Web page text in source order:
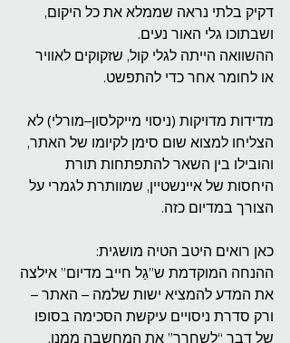
דקיק בלתי נראה שממלא את כל היקום,
ושבתוכו גלי האור נעים.
ההשוואה הייתה לגלי קול, שזקוקים לאוויר
או לחומר אחר כדי להתפשט.
מדידות מדויקות (ניסוי מייקלסון–מורלי) לא
הצליחו למצוא שום סימן לקיומו של האתר,
והובילו בין השאר להתפתחות תורת
היחסות של איינשטיין, שמוותרת לגמרי על
הצורך במדיום כזה.
כאן רואים היטב הטיה מושגית:
ההנחה המוקדמת ש”גַל חייב מדיום” אילצה
את המדע להמציא ישות שלמה – האתר –
ורק סדרת ניסויים עיקשת הסכימה בסופו
של דבר “לשחרר” את המחשבה ממנו.